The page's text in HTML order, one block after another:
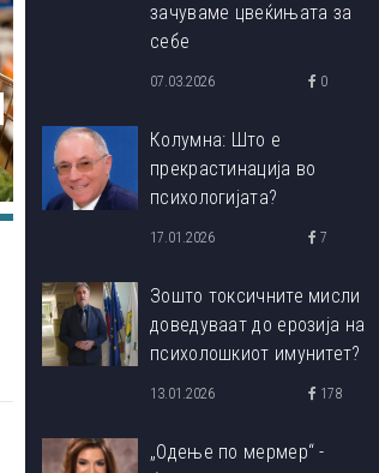
зачуваме цвеќињата за
себе
07.03.2026 0
Колумна: Што е
прекрастинација во
психологијата?
17.01.2026 7
Зошто токсичните мисли
доведуваат до ерозија на
психолошкиот имунитет?
13.01.2026 178
„Одење по мермер“ -